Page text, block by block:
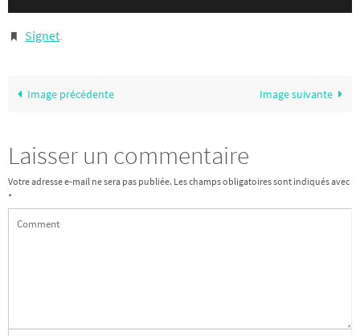
Signet.
Image précédente Image suivante
Laisser un commentaire
Votre adresse e-mail ne sera pas publiée. Les champs obligatoires sont indiqués avec
*